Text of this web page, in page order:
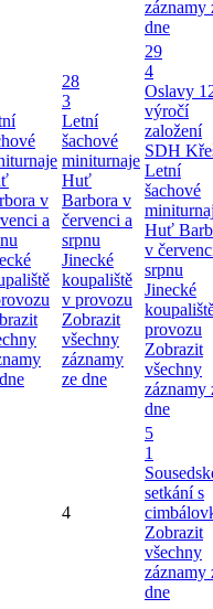
záznamy
dne
v
a
28
3
Letní
šachové
miniturnaje
Huť
Barbora v
červenci a
srpnu
Jinecké
koupaliště
v provozu
Zobrazit
všechny
záznamy
ze dne
29
4
Oslavy
výročí
založení
SDH
Letní
šachové
Huť
v
srpnu
Jinecké
provozu
Zobrazit
všechny
záznamy
dne
4
5
1
setkání s
Zobrazit
všechny
záznamy
dne